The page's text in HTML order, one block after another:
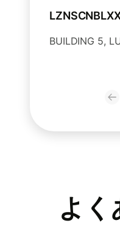
BUILDING 5,
よく